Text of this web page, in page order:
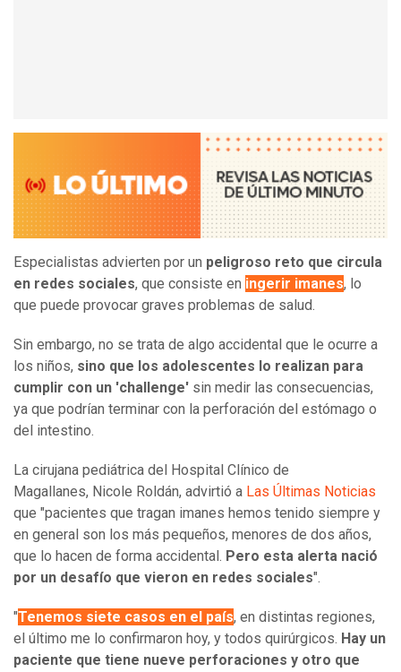
Especialistas advierten por un peligroso reto que circula
en redes sociales, que consiste en ingerir imanes, lo
que puede provocar graves problemas de salud.
Sin embargo, no se trata de algo accidental que le ocurre a
los niños, sino que los adolescentes lo realizan para
cumplir con un 'challenge' sin medir las consecuencias,
ya que podrían terminar con la perforación del estómago o
del intestino.
La cirujana pediátrica del Hospital Clínico de
Magallanes, Nicole Roldán, advirtió a Las Últimas Noticias
que "pacientes que tragan imanes hemos tenido siempre y
en general son los más pequeños, menores de dos años,
que lo hacen de forma accidental. Pero esta alerta nació
por un desafío que vieron en redes sociales".
"Tenemos siete casos en el país, en distintas regiones,
el último me lo confirmaron hoy, y todos quirúrgicos. Hay un
paciente que tiene nueve perforaciones y otro que